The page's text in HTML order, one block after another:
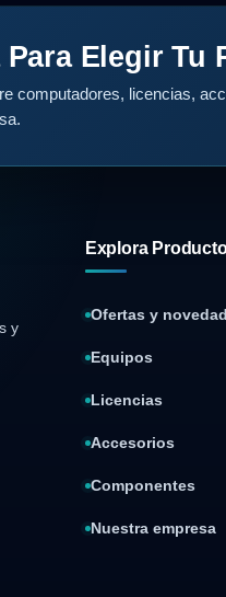
Elegir Tu
computadores, licencias,
y
Explora
Ofertas y
Equipos
Licencias
Accesorios
Componentes
Nuestra empresa